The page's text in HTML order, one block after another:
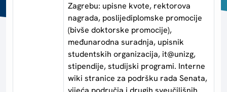
Zagrebu: upisne kvote, rektorova
nagrada, poslijediplomske promocije
(bivše doktorske promocije),
međunarodna suradnja, upisnik
studentskih organizacija, it@unizg,
stipendije, studijski programi. Interne
wiki stranice za podršku rada Senata,